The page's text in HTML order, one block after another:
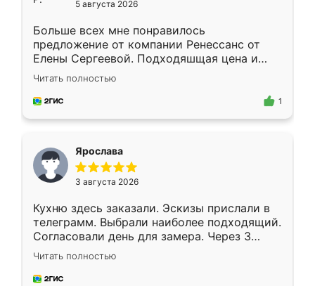
5 августа 2026
Больше всех мне понравилось
предложение от компании Ренессанс от
Елены Сергеевой. Подходяшщая цена и
короткие сроки изготовления. Приехавший
для замера сотрудник Владислав
предложил по моему эскизу самый
Читать полностью
1
Ярослава
3 августа 2026
Кухню здесь заказали. Эскизы прислали в
телеграмм. Выбрали наиболее подходящий.
Согласовали день для замера. Через 3
недели кухня была уже готова. Остались
довольны работой. Спасибо Ренессанс
мебель за качественную работу!
Читать полностью